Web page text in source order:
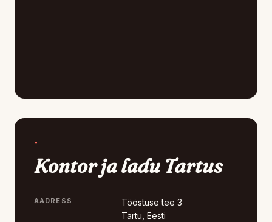
-
Kontor ja ladu Tartus
AADRESS
Tööstuse tee 3
Tartu, Eesti